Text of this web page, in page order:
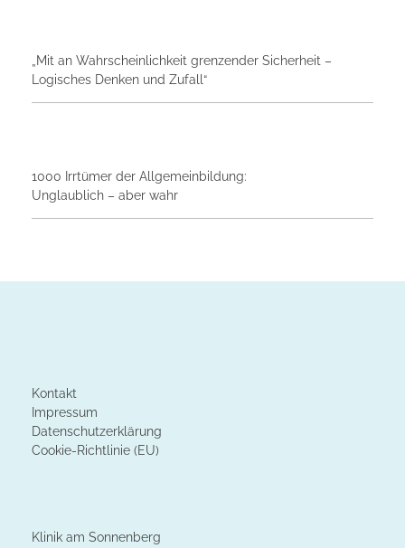
„Mit an Wahrscheinlichkeit grenzender Sicherheit –
Logisches Denken und Zufall“
1000 Irrtümer der Allgemeinbildung:
Unglaublich – aber wahr
Kontakt
Impressum
Datenschutzerklärung
Cookie-Richtlinie (EU)
Klinik am Sonnenberg